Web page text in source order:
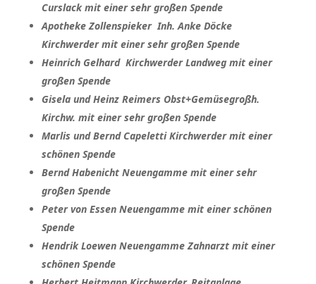
Curslack mit einer sehr großen Spende
Apotheke Zollenspieker Inh. Anke Döcke
Kirchwerder mit einer sehr großen Spende
Heinrich Gelhard Kirchwerder Landweg mit einer
großen Spende
Gisela und Heinz Reimers Obst+Gemüsegroßh.
Kirchw. mit einer sehr großen Spende
Marlis und Bernd Capeletti Kirchwerder mit einer
schönen Spende
Bernd Habenicht Neuengamme mit einer sehr
großen Spende
Peter von Essen Neuengamme mit einer schönen
Spende
Hendrik Loewen Neuengamme Zahnarzt mit einer
schönen Spende